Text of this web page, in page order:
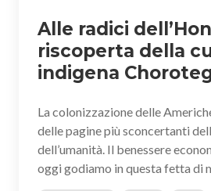
Alle radici
riscoperta della
indigena
La colonizzazione delle
delle pagine più sconcertanti
dell’umanità. Il benessere
oggi godiamo in questa fetta di